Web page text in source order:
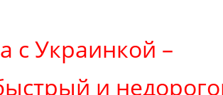
с Украинкой –
и